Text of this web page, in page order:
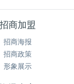
招商加盟
招商海报
招商政策
形象展示